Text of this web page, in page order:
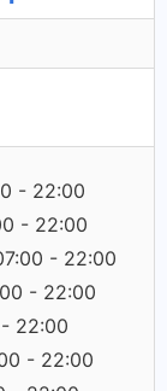
- 22:00
- 22:00
- 22:00
- 22:00
22:00
- 22:00